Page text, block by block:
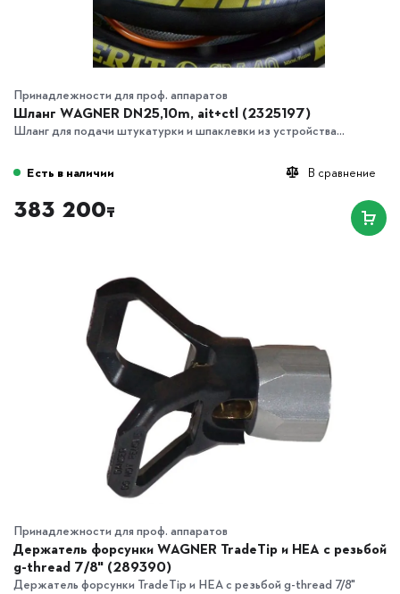
Принадлежности для проф. аппаратов
Шланг WAGNER DN25,10m, ait+ctl (2325197)
Шланг для подачи штукатурки и шпаклевки из устройства...
В сравнение
Есть в наличии
383 200₸
Принадлежности для проф. аппаратов
Держатель форсунки WAGNER TradeTip и HEA с резьбой
g-thread 7/8" (289390)
Держатель форсунки TradeTip и HEA с резьбой g-thread 7/8"